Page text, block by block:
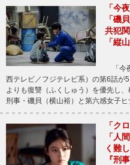
「今
「磯
共犯
「縦
「今
西テレビ／フジテレビ系）の第6話
よりも復讐（ふくしゅう）を優先し
刑事・磯貝（横山裕）と第六感女子
「ク
「人
く難
『刑